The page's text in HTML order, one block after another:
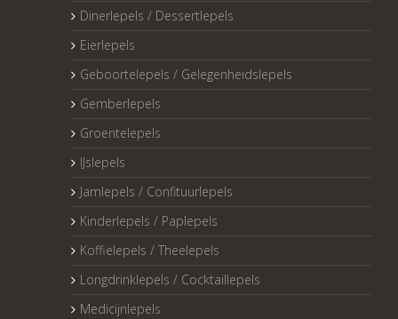
Dinerlepels / Dessertlepels
Eierlepels
Geboortelepels / Gelegenheidslepels
Gemberlepels
Groentelepels
IJslepels
Jamlepels / Confituurlepels
Kinderlepels / Paplepels
Koffielepels / Theelepels
Longdrinklepels / Cocktaillepels
Medicijnlepels